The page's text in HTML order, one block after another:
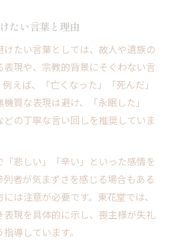
たい言葉と理由
たい言葉としては、故人や遺族の
現や、宗教的背景にそぐわない言
えば、「亡くなった」「死んだ」
質な表現は避け、「永眠した」
どの丁寧な言い回しを推奨していま
「悲しい」「辛い」といった感情を
者が気まずさを感じる場合もある
は注意が必要です。東花堂では、
表現を具体的に示し、喪主様が失礼
導しています。